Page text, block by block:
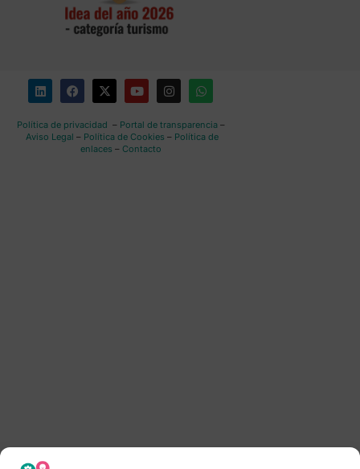
Política de privacidad – Portal de transparencia–
Aviso Legal – Política de Cookies – Política de
enlaces – Contacto